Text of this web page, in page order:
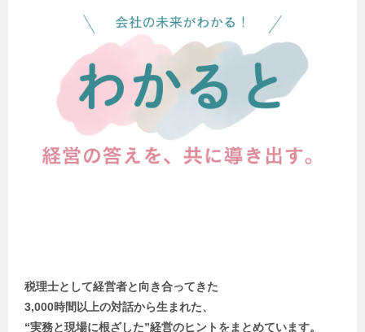
税理士として経営者と向き合ってきた
3,000時間以上の対話から生まれた、
“実務と現場に根ざした”経営のヒントをまとめています。